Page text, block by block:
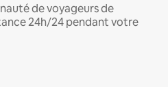
de voyageurs de
24h/24 pendant votre